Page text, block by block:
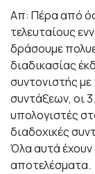
Απ: Πέρα από
τελευταίους
δράσουμε
διαδικασίας
συντονιστής
συντάξεων, οι
υπολογιστές
διαδοχικές
Όλα αυτά έχουν
αποτελέσματα.